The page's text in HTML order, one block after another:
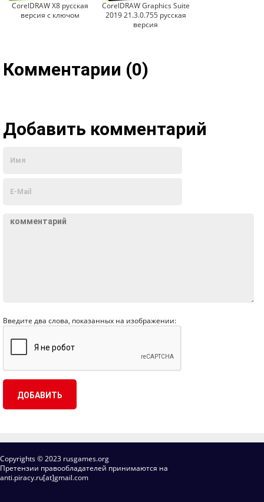
CorelDRAW X8 русская
версия с ключом
CorelDRAW Graphics Suite
2019 21.3.0.755 русская
версия
Комментарии (0)
Добавить комментарий
Введите два слова, показанных на изображении:
Copyrights © 2023 rusgames.org
Претензии правообладателей принимаются на
anti.piracy.ru[at]gmail.com